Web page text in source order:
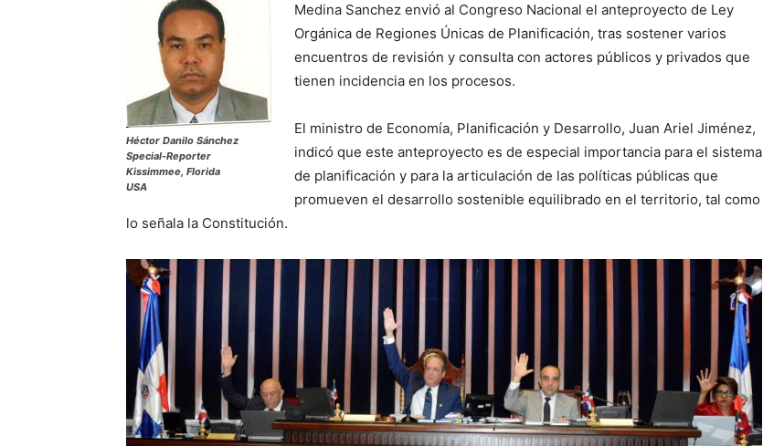
Héctor Danilo Sánchez
Special-Reporter
Kissimmee, Florida
USA
Medina Sanchez envió al Congreso Nacional el anteproyecto de Ley
Orgánica de Regiones Únicas de Planificación, tras sostener varios
encuentros de revisión y consulta con actores públicos y privados que
tienen incidencia en los procesos.
El ministro de Economía, Planificación y Desarrollo, Juan Ariel Jiménez,
indicó que este anteproyecto es de especial importancia para el sistema
de planificación y para la articulación de las políticas públicas que
promueven el desarrollo sostenible equilibrado en el territorio, tal como
lo señala la Constitución.